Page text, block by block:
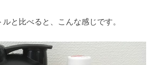
と比べると、こんな感じです。